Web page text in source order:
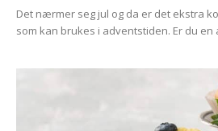
Det nærmer seg jul og da er det ekstra
som kan brukes i adventstiden. Er du en